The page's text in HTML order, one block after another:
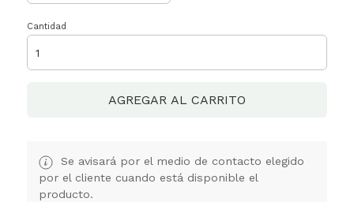
Cantidad
AGREGAR AL CARRITO
Se avisará por el medio de contacto elegido
por el cliente cuando está disponible el
producto.